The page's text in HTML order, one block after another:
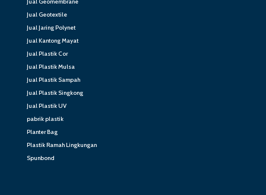
Jual Geomembrane
Jual Geotextile
Jual Jaring Polynet
Jual Kantong Mayat
Jual Plastik Cor
Jual Plastik Mulsa
Jual Plastik Sampah
Jual Plastik Singkong
Jual Plastik UV
pabrik plastik
Planter Bag
Plastik Ramah Lingkungan
Spunbond